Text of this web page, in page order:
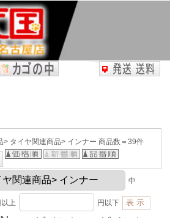
> タイヤ関連商品> インナー 商品数＝39件
中
以上 円以下